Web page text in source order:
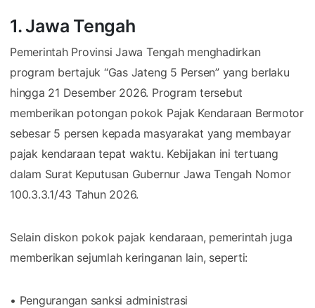
1. Jawa Tengah
Pemerintah Provinsi Jawa Tengah menghadirkan
program bertajuk “Gas Jateng 5 Persen” yang berlaku
hingga 21 Desember 2026. Program tersebut
memberikan potongan pokok Pajak Kendaraan Bermotor
sebesar 5 persen kepada masyarakat yang membayar
pajak kendaraan tepat waktu. Kebijakan ini tertuang
dalam Surat Keputusan Gubernur Jawa Tengah Nomor
100.3.3.1/43 Tahun 2026.
Selain diskon pokok pajak kendaraan, pemerintah juga
memberikan sejumlah keringanan lain, seperti:
• Pengurangan sanksi administrasi